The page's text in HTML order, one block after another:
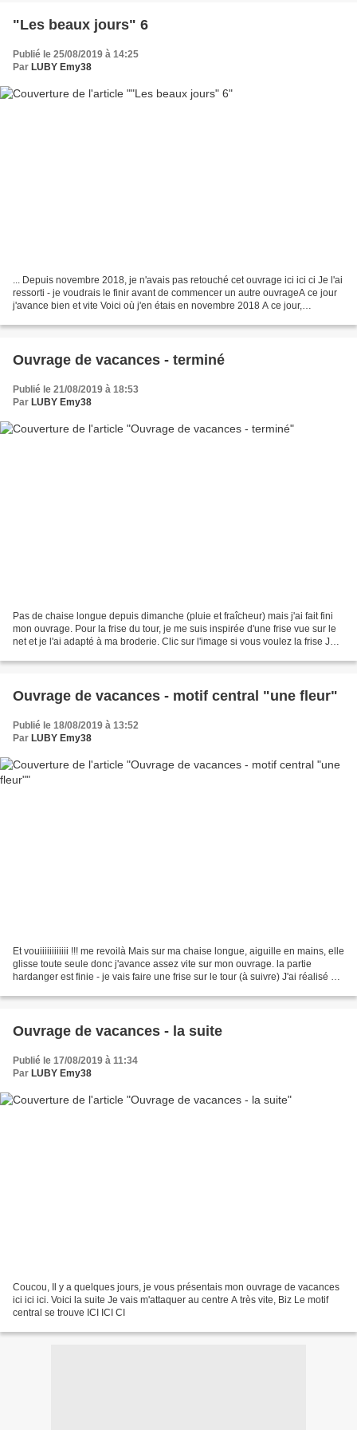
"Les beaux jours" 6
Publié le 25/08/2019 à 14:25
Par LUBY Emy38
... Depuis novembre 2018, je n'avais pas retouché cet ouvrage ici ici ci Je l'ai
ressorti - je voudrais le finir avant de commencer un autre ouvrageA ce jour
j'avance bien et vite Voici où j'en étais en novembre 2018 A ce jour,
Ouvrage de vacances - terminé
Publié le 21/08/2019 à 18:53
Par LUBY Emy38
Pas de chaise longue depuis dimanche (pluie et fraîcheur) mais j'ai fait fini
mon ouvrage. Pour la frise du tour, je me suis inspirée d'une frise vue sur le
net et je l'ai adapté à ma broderie. Clic sur l'image si vous voulez la frise Je
Ouvrage de vacances - motif central "une fleur"
Publié le 18/08/2019 à 13:52
Par LUBY Emy38
Et vouiiiiiiiiiiii !!! me revoilà Mais sur ma chaise longue, aiguille en mains, elle
glisse toute seule donc j'avance assez vite sur mon ouvrage. la partie
hardanger est finie - je vais faire une frise sur le tour (à suivre) J'ai réalisé au
Ouvrage de vacances - la suite
Publié le 17/08/2019 à 11:34
Par LUBY Emy38
Coucou, Il y a quelques jours, je vous présentais mon ouvrage de vacances
ici ici ici. Voici la suite Je vais m'attaquer au centre A très vite, Biz Le motif
central se trouve ICI ICI CI